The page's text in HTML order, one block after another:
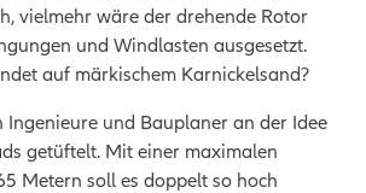
vielmehr wäre der drehende Rotor
und Windlasten ausgesetzt.
auf märkischem Karnickelsand?
Ingenieure und Bauplaner an der Idee
getüftelt. Mit einer maximalen
Metern soll es doppelt so hoch